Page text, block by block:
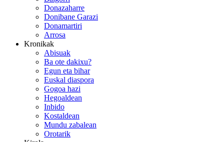
Donazaharre
Donibane Garazi
Donamartiri
Arrosa
Kronikak
Abisuak
Ba ote dakixu?
Egun eta bihar
Euskal diaspora
Gogoa hazi
Hegoaldean
Inbido
Kostaldean
Mundu zabalean
Orotarik